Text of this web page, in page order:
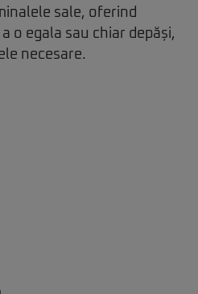
sale, oferind
o egala sau chiar depăși,
necesare.